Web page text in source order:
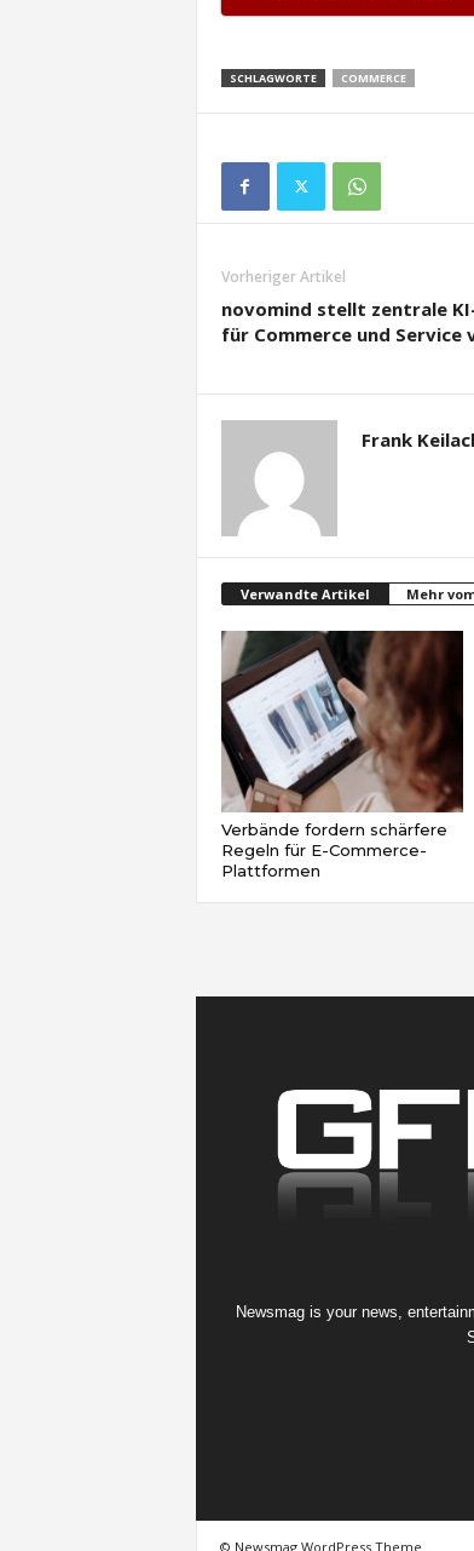
SCHLAGWORTE COMMERCE
Vorheriger Artikel
novomind stellt zentrale
für Commerce und Service
Frank
Verwandte Artikel Mehr
Verbände fordern schärfere
Regeln für E-Commerce-
Plattformen
Newsmag is your news,
© Newsmag WordPress Theme